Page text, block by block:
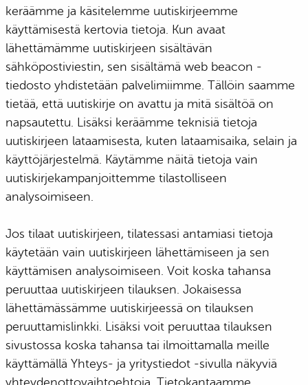
keräämme ja käsitelemme uutiskirjeemme
käyttämisestä kertovia tietoja. Kun avaat
lähettämämme uutiskirjeen sisältävän
sähköpostiviestin, sen sisältämä web beacon -
tiedosto yhdistetään palvelimiimme. Tällöin saamme
tietää, että uutiskirje on avattu ja mitä sisältöä on
napsautettu. Lisäksi keräämme teknisiä tietoja
uutiskirjeen lataamisesta, kuten lataamisaika, selain ja
käyttöjärjestelmä. Käytämme näitä tietoja vain
uutiskirjekampanjoittemme tilastolliseen
analysoimiseen.
Jos tilaat uutiskirjeen, tilatessasi antamiasi tietoja
käytetään vain uutiskirjeen lähettämiseen ja sen
käyttämisen analysoimiseen. Voit koska tahansa
peruuttaa uutiskirjeen tilauksen. Jokaisessa
lähettämässämme uutiskirjeessä on tilauksen
peruuttamislinkki. Lisäksi voit peruuttaa tilauksen
sivustossa koska tahansa tai ilmoittamalla meille
käyttämällä Yhteys- ja yritystiedot -sivulla näkyviä
yhteydenottovaihtoehtoja. Tietokantaamme